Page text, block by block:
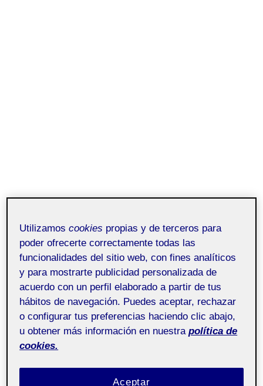
Utilizamoscookies propias y de terceros para
poder ofrecerte correctamente todas las
funcionalidades del sitio web, con fines analíticos
y para mostrarte publicidad personalizada de
acuerdo con un perfil elaborado a partir de tus
hábitos de navegación. Puedes aceptar, rechazar
o configurar tus preferencias haciendo clic abajo,
u obtener más información en nuestra política de
cookies.
Aceptar